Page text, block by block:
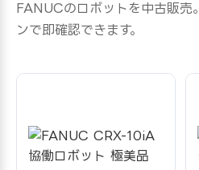
FANUCのロボットを中古販売
ンで即確認できます。